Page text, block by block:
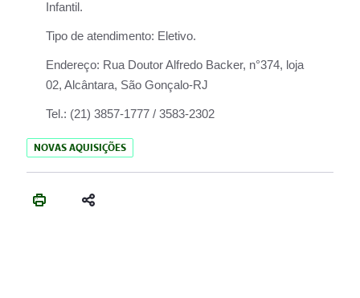
Infantil.
Tipo de atendimento: Eletivo.
Endereço: Rua Doutor Alfredo Backer, n°374, loja
02, Alcântara, São Gonçalo-RJ
Tel.: (21) 3857-1777 / 3583-2302
NOVAS AQUISIÇÕES